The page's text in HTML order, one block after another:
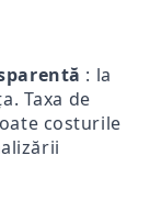
: la
Taxa de
costurile